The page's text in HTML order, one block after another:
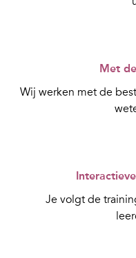
Met
Wij werken met de
Je volgt de